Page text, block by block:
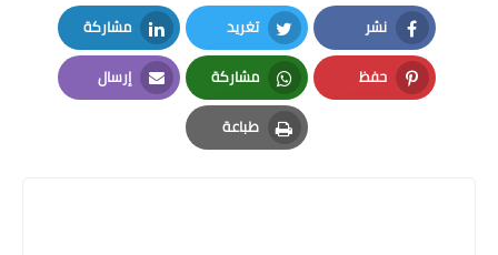
نشر
Facebook
تغريد
Twitter
مشاركة
LinkedIn
حفظ
Pinterest
مشاركة
Whatsapp
إرسال
Email
طباعة
Print